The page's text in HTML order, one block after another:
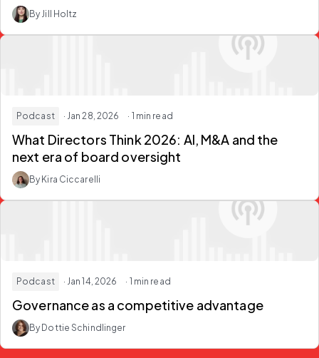
By Jill Holtz
Podcast · Jan 28, 2026 · 1 min read
What Directors Think 2026: AI, M&A and the
next era of board oversight
By Kira Ciccarelli
Podcast · Jan 14, 2026 · 1 min read
Governance as a competitive advantage
By Dottie Schindlinger